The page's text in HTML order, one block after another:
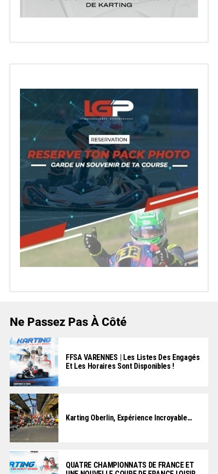
Ne Passez Pas À Côté
FFSA VARENNES | Les Listes Des Engagés
Et Les Horaires Sont Disponibles !
Karting Oberlin, Expérience Incroyable…
QUATRE CHAMPIONNATS DE FRANCE ET